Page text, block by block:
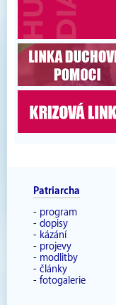
Patriarcha
- program
- dopisy
- kázání
- projevy
- modlitby
- články
- fotogalerie